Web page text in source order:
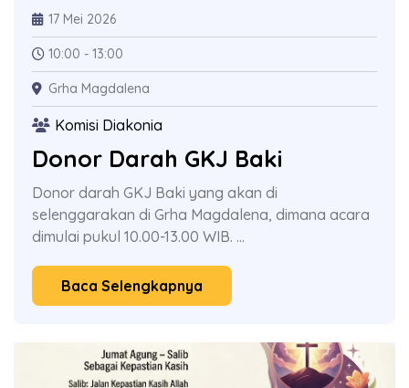
17 Mei 2026
10:00 - 13:00
Grha Magdalena
Komisi Diakonia
Donor Darah GKJ Baki
Donor darah GKJ Baki yang akan di
selenggarakan di Grha Magdalena, dimana acara
dimulai pukul 10.00-13.00 WIB. ...
Baca Selengkapnya